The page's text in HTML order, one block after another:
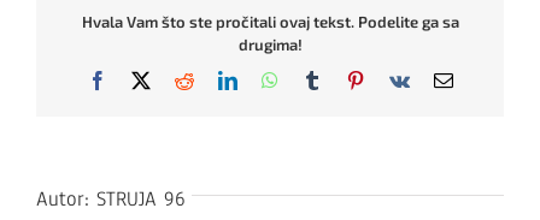
Hvala Vam što ste pročitali ovaj tekst. Podelite ga sa
drugima!
Facebook
X RedditLinkedInWhatsApp
TumblrPinterest
Vk Email
Autor: STRUJA 96